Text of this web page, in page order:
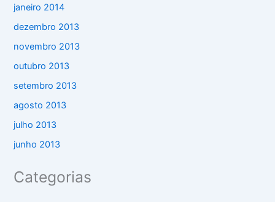
janeiro 2014
dezembro 2013
novembro 2013
outubro 2013
setembro 2013
agosto 2013
julho 2013
junho 2013
Categorias